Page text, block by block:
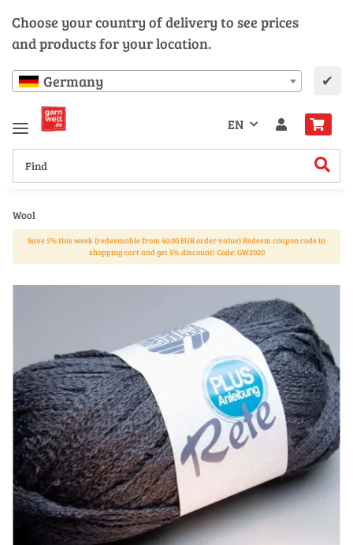
Choose your country of delivery to see prices
and products for your location.
Germany ✔
EN
Wool
Save 5% this week (redeemable from 40.00 EUR order value) Redeem coupon code in
shopping cart and get 5% discount! Code: GW2020